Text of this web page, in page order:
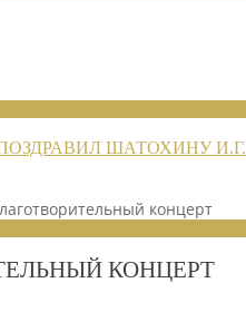
ШАТОХИНУ И.Г.
концерт
КОНЦЕРТ